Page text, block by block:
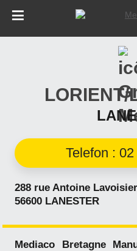
LORIENT/
Telefon :
288 rue Antoine Lavoisier
56600 LANESTER
Mediaco Bretagne